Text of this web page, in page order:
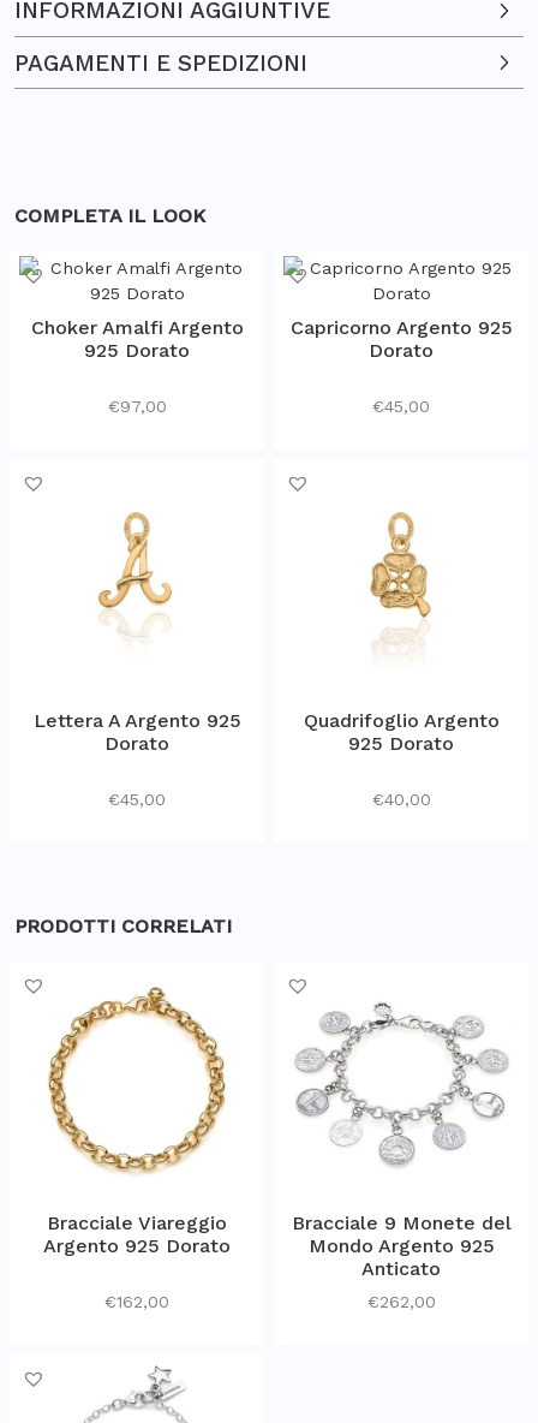
INFORMAZIONI AGGIUNTIVE
PAGAMENTI E SPEDIZIONI
COMPLETA IL LOOK
Choker Amalfi Argento
925 Dorato
€97,00
Capricorno Argento 925
Dorato
€45,00
Lettera A Argento 925
Dorato
€45,00
Quadrifoglio Argento
925 Dorato
€40,00
PRODOTTI CORRELATI
Bracciale Viareggio
Argento 925 Dorato
€162,00
Bracciale 9 Monete del
Mondo Argento 925
Anticato
€262,00